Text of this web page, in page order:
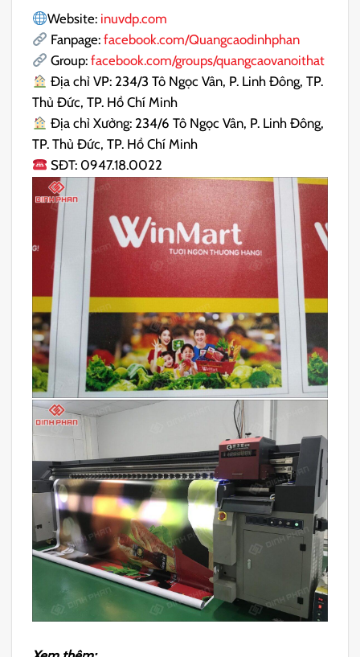
Website: inuvdp.com
Fanpage: facebook.com/Quangcaodinhphan
Group:facebook.com/groups/quangcaovanoithat
Địa chỉ VP: 234/3 Tô Ngọc Vân, P. Linh Đông, TP.
Thủ Đức, TP. Hồ Chí Minh
Địa chỉ Xưởng: 234/6 Tô Ngọc Vân, P. Linh Đông,
TP. Thủ Đức, TP. Hồ Chí Minh
SĐT: 0947.18.0022